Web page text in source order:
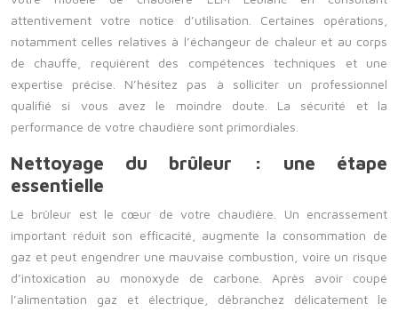
attentivement votre notice d’utilisation. Certaines opérations,
notamment celles relatives à l’échangeur de chaleur et au corps
de chauffe, requièrent des compétences techniques et une
expertise précise. N’hésitez pas à solliciter un professionnel
qualifié si vous avez le moindre doute. La sécurité et la
performance de votre chaudière sont primordiales.
Nettoyage du brûleur : une étape
essentielle
Le brûleur est le cœur de votre chaudière. Un encrassement
important réduit son efficacité, augmente la consommation de
gaz et peut engendrer une mauvaise combustion, voire un risque
d’intoxication au monoxyde de carbone. Après avoir coupé
l’alimentation gaz et électrique, débranchez délicatement le